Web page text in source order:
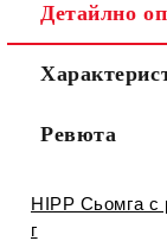
Детайлно
Ревюта
HIPP Сьомга с
г